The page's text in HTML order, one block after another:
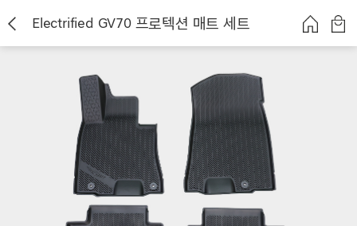
Electrified GV70 프로텍션 매트 세트